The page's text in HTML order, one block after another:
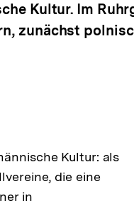
Kultur. Im
zunächst
Kultur: als
die eine
in